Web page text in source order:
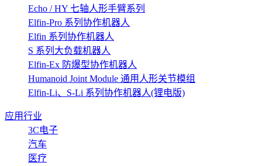
Echo / HY 七轴人形手臂系列
Elfin-Pro 系列协作机器人
Elfin 系列协作机器人
S 系列大负载机器人
Elfin-Ex 防爆型协作机器人
Humanoid Joint Module 通用人形关节模组
Elfin-Li、S-Li 系列协作机器人(锂电版)
应用行业
3C电子
汽车
医疗